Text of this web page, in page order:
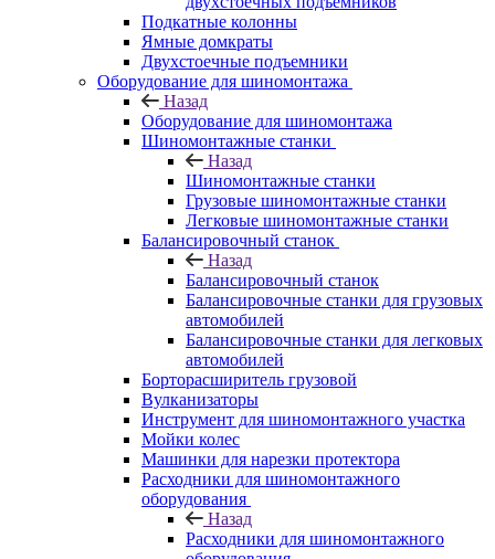
Подкатные колонны
Ямные домкраты
Двухстоечные подъемники
Оборудование для шиномонтажа
Назад
Оборудование для шиномонтажа
Шиномонтажные станки
Назад
Шиномонтажные станки
Грузовые шиномонтажные станки
Легковые шиномонтажные станки
Балансировочный станок
Назад
Балансировочный станок
Балансировочные станки для грузовых
автомобилей
Балансировочные станки для легковых
автомобилей
Борторасширитель грузовой
Вулканизаторы
Инструмент для шиномонтажного участка
Мойки колес
Машинки для нарезки протектора
Расходники для шиномонтажного
оборудования
Назад
Расходники для шиномонтажного